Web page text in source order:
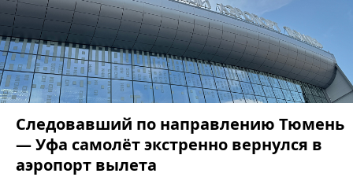
Следовавший по направлению Тюмень
— Уфа самолёт экстренно вернулся в
аэропорт вылета